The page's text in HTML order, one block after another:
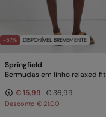
-57% DISPONÍVEL BREVEMENTE
Springfield
Bermudas em linho relaxed fit
€ 15,99 € 36,99
Desconto € 21,00